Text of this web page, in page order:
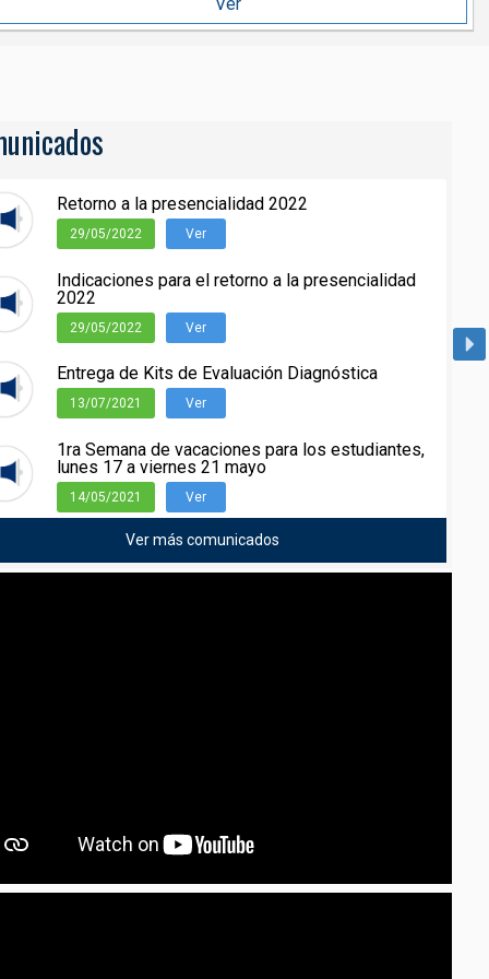
Retorno a la presencialidad 2022
29/05/2022 Ver
Indicaciones para el retorno a la presencialidad
2022
29/05/2022 Ver
Entrega de Kits de Evaluación Diagnóstica
13/07/2021 Ver
1ra Semana de vacaciones para los estudiantes,
lunes 17 a viernes 21 mayo
14/05/2021 Ver
Ver más comunicados